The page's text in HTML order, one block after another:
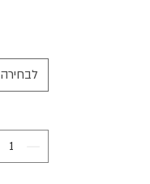
לבחירה